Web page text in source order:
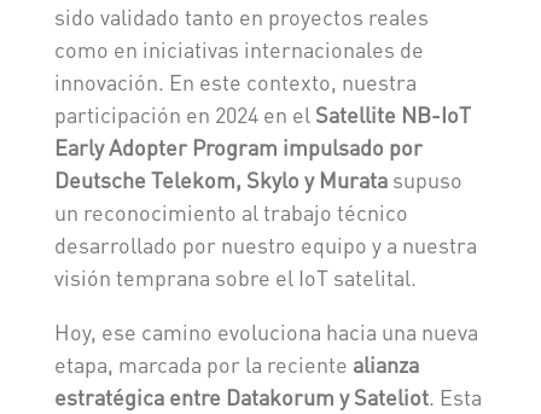
sido validado tanto en proyectos reales
como en iniciativas internacionales de
innovación. En este contexto, nuestra
participación en 2024 en el Satellite NB-IoT
Early Adopter Program impulsado por
Deutsche Telekom, Skylo y Muratasupuso
un reconocimiento al trabajo técnico
desarrollado por nuestro equipo y a nuestra
visión temprana sobre el IoT satelital.
Hoy, ese camino evoluciona hacia una nueva
etapa, marcada por la reciente alianza
estratégica entre Datakorum y Sateliot. Esta